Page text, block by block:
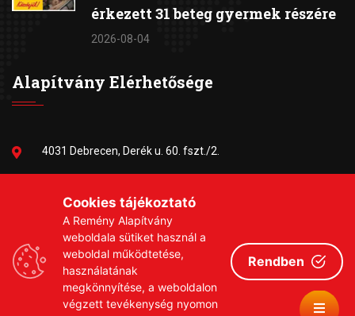
érkezett 31 beteg gyermek részére
2026-08-04
Alapítvány Elérhetősége
4031 Debrecen, Derék u. 60. fszt./2.
remeny1999@gmail.com
Cookies tájékoztató
A Remény Alapítvány
weboldala sütiket használ a
weboldal működtetése,
használatának
megkönnyítése, a weboldalon
végzett tevékenység nyomon
Rendben